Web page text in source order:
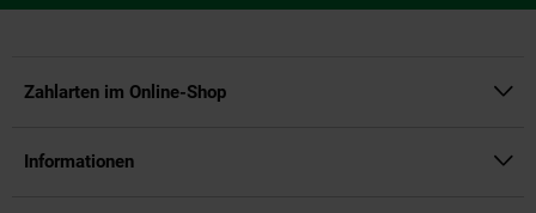
Zahlarten im Online-Shop
Informationen